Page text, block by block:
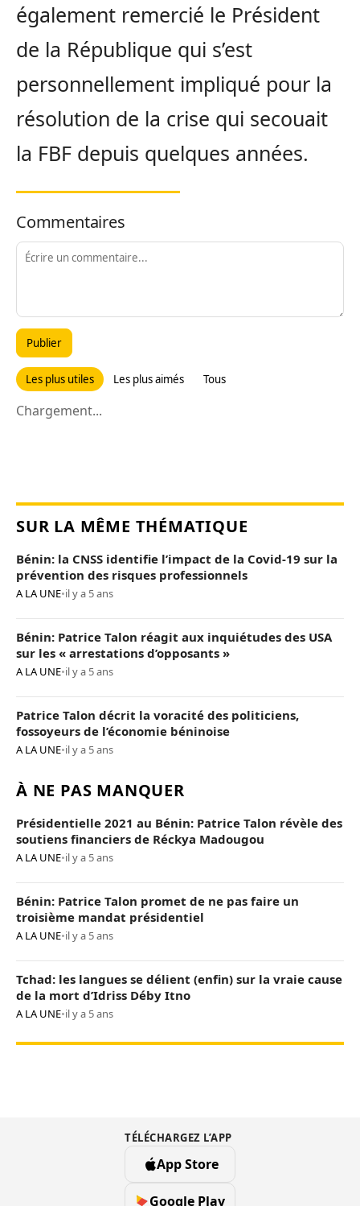
également remercié le Président
de la République qui s’est
personnellement impliqué pour la
résolution de la crise qui secouait
la FBF depuis quelques années.
Commentaires
Publier
Les plus utiles Les plus aimés Tous
Chargement...
SUR LA MÊME THÉMATIQUE
Bénin: la CNSS identifie l’impact de la Covid-19 sur la
prévention des risques professionnels
A LA UNE•il y a 5 ans
Bénin: Patrice Talon réagit aux inquiétudes des USA
sur les « arrestations d’opposants »
A LA UNE•il y a 5 ans
Patrice Talon décrit la voracité des politiciens,
fossoyeurs de l’économie béninoise
A LA UNE•il y a 5 ans
À NE PAS MANQUER
Présidentielle 2021 au Bénin: Patrice Talon révèle des
soutiens financiers de Réckya Madougou
A LA UNE•il y a 5 ans
Bénin: Patrice Talon promet de ne pas faire un
troisième mandat présidentiel
A LA UNE•il y a 5 ans
Tchad: les langues se délient (enfin) sur la vraie cause
de la mort d’Idriss Déby Itno
A LA UNE•il y a 5 ans
TÉLÉCHARGEZ L’APP
App Store
Google Play